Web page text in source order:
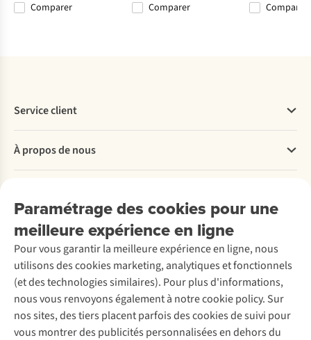
Comparer
Comparer
Comparer
Paramétrage des cookies pour une
meilleure expérience en ligne
Pour vous garantir la meilleure expérience en ligne, nous
utilisons des cookies marketing, analytiques et fonctionnels
(et des technologies similaires). Pour plus d'informations,
nous vous renvoyons également à notre cookie policy. Sur
nos sites, des tiers placent parfois des cookies de suivi pour
vous montrer des publicités personnalisées en dehors du
Service client
Commander
Payer
Retourner
Rétractation d'une commande
Entretien & réparations
Garantie
Contactez-nous
À propos de nous
Entreprise responsable
À propos d’Ayacucho
Nos magasins
À propos d’A.S.Adventure
Déclaration d'accessibilité
Location / Location sports d’hiver
Seconde-main
Entretien de ski
Service de lavage
Entretien de chaussures
Réparation de chaussures
Réparation de vêtements
Découvrez
A.S.Magazine
Explore Camp
Expertise & conseils
Abonnez-vous à la newsletter